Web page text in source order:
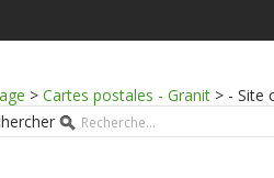
> Cartes postales - Granit > - Site